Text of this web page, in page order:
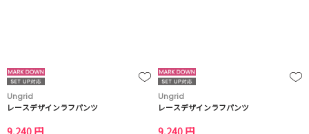
Ungrid
レースデザインラフパンツ
Ungrid
レースデザインラフパンツ